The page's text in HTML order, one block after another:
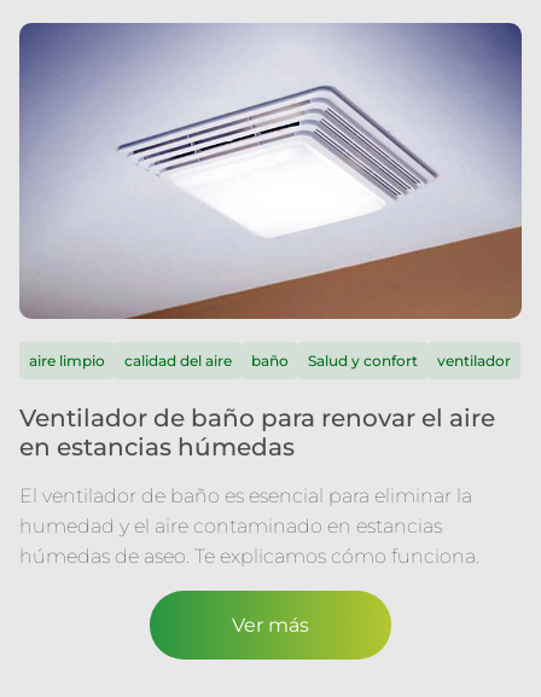
aire limpio calidad del aire baño Salud y confort ventilador
Ventilador de baño para renovar el aire
en estancias húmedas
El ventilador de baño es esencial para eliminar la
humedad y el aire contaminado en estancias
húmedas de aseo. Te explicamos cómo funciona.
Ver más